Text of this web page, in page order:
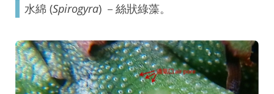
水綿 (Spirogyra) －絲狀綠藻。